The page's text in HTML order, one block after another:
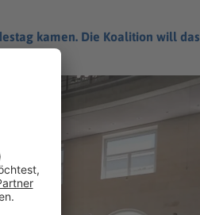
kamen. Die Koalition will das